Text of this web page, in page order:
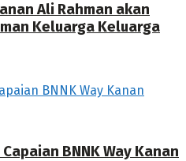
Ali Rahman akan
Keluarga Keluarga
BNNK Way Kanan